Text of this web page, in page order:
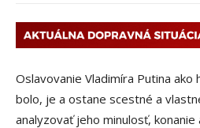
Oslavovanie Vladimíra Putina ako
bolo, je a ostane scestné a
analyzovať jeho minulosť,